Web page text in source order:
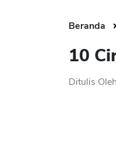
Beranda
10
Ditulis Oleh